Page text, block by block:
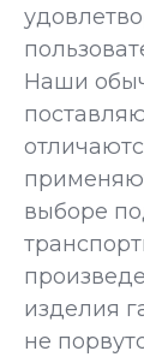
Наши
выборе
изделия
не